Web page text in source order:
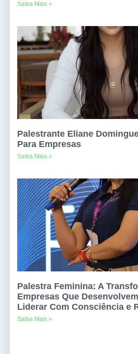
Saiba Mais »
Palestrante Eliane
Para Empresas
Saiba Mais »
Palestra Feminina: A
Empresas Que
Liderar Com Consciência e
Saiba Mais »